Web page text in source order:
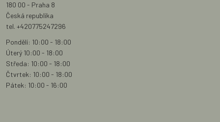
180 00 - Praha 8
Česká republika
tel. +420775247296
Pondělí: 10:00 - 18:00
Úterý 10:00 - 18:00
Středa: 10:00 - 18:00
Čtvrtek: 10:00 - 18:00
Pátek: 10:00 - 16:00